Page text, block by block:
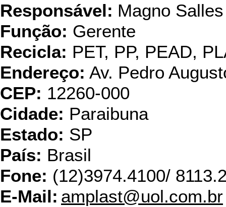
Responsável: Magno Salles
Função: Gerente
Recicla: PET, PP, PEAD,
Endereço: Av. Pedro
CEP: 12260-000
Cidade: Paraibuna
Estado: SP
País: Brasil
Fone: (12)3974.4100/
E-Mail: amplast@uol.com.br